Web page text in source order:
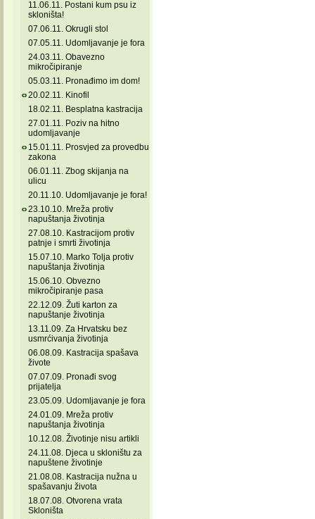
11.06.11. Postani kum psu iz
skloništa!
07.06.11. Okrugli stol
07.05.11. Udomljavanje je fora
24.03.11. Obavezno
mikročipiranje
05.03.11. Pronađimo im dom!
20.02.11. Kinofil
18.02.11. Besplatna kastracija
27.01.11. Poziv na hitno
udomljavanje
15.01.11. Prosvjed za provedbu
zakona
06.01.11. Zbog skijanja na
ulicu
20.11.10. Udomljavanje je fora!
23.10.10. Mreža protiv
napuštanja životinja
27.08.10. Kastracijom protiv
patnje i smrti životinja
15.07.10. Marko Tolja protiv
napuštanja životinja
15.06.10. Obvezno
mikročipiranje pasa
22.12.09. Žuti karton za
napuštanje životinja
13.11.09. Za Hrvatsku bez
usmrćivanja životinja
06.08.09. Kastracija spašava
živote
07.07.09. Pronađi svog
prijatelja
23.05.09. Udomljavanje je fora
24.01.09. Mreža protiv
napuštanja životinja
10.12.08. Životinje nisu artikli
24.11.08. Djeca u skloništu za
napuštene životinje
21.08.08. Kastracija nužna u
spašavanju života
18.07.08. Otvorena vrata
Skloništa